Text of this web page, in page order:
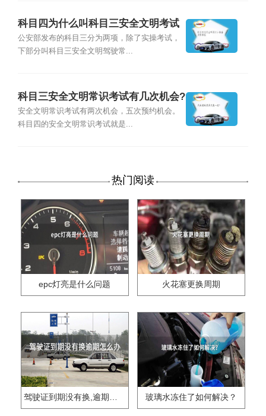
科目四为什么叫科目三安全文明考试
公安部发布的科目三分为两项，除了实操考试，
下部分叫科目三安全文明驾驶常...
科目三安全文明常识考试有几次机会?
安全文明常识考试有两次机会，五次预约机会。
科目四的安全文明常识考试就是...
热门阅读
epc灯亮是什么问题 火花塞更换周期
驾驶证到期没有换,逾期怎么办?? 玻璃水冻住了如何解决？